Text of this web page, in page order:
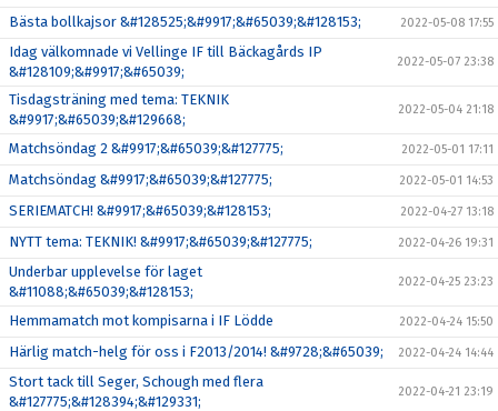
Bästa bollkajsor &#128525;&#9917;&#65039;&#128153; 2022-05-08 17:55
Idag välkomnade vi Vellinge IF till Bäckagårds IP
&#128109;&#9917;&#65039;
2022-05-07 23:38
Tisdagsträning med tema: TEKNIK
&#9917;&#65039;&#129668;
2022-05-04 21:18
Matchsöndag 2 &#9917;&#65039;&#127775; 2022-05-01 17:11
Matchsöndag &#9917;&#65039;&#127775; 2022-05-01 14:53
SERIEMATCH! &#9917;&#65039;&#128153; 2022-04-27 13:18
NYTT tema: TEKNIK! &#9917;&#65039;&#127775; 2022-04-26 19:31
Underbar upplevelse för laget
&#11088;&#65039;&#128153;
2022-04-25 23:23
Hemmamatch mot kompisarna i IF Lödde 2022-04-24 15:50
Härlig match-helg för oss i F2013/2014! &#9728;&#65039; 2022-04-24 14:44
Stort tack till Seger, Schough med flera
&#127775;&#128394;&#129331;
2022-04-21 23:19